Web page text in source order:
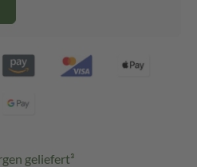
geliefert³